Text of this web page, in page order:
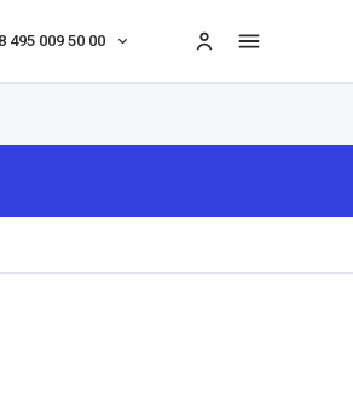
8 495 009 50 00 меню